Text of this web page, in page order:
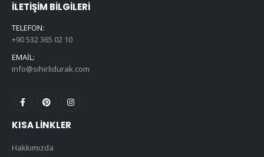
İLETIŞIM BILGILERI
TELEFON:
+90 532 365 02 10
EMAIL:
info@sihirlidurak.com
KISA LINKLER
Hakkımızda